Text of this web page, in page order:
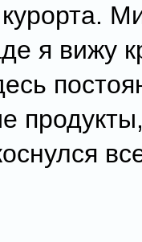
я вижу